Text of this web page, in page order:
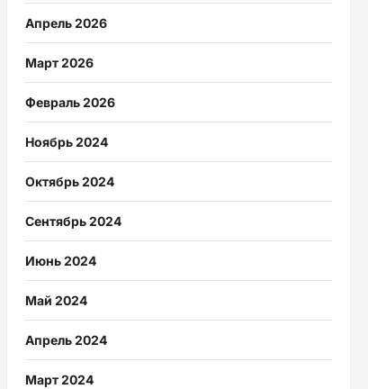
Апрель 2026
Март 2026
Февраль 2026
Ноябрь 2024
Октябрь 2024
Сентябрь 2024
Июнь 2024
Май 2024
Апрель 2024
Март 2024